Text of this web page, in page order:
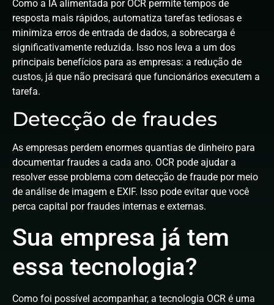
Como a IA alimentada por OCR permite tempos de
resposta mais rápidos, automatiza tarefas tediosas e
minimiza erros de entrada de dados, a sobrecarga é
significativamente reduzida. Isso nos leva a um dos
principais benefícios para as empresas: a redução de
custos, já que não precisará que funcionários executem a
tarefa.
Detecção de fraudes
As empresas perdem enormes quantias de dinheiro para
documentar fraudes a cada ano. OCR pode ajudar a
resolver esse problema com detecção de fraude por meio
de análise de imagem e EXIF. Isso pode evitar que você
perca capital por fraudes internas e externas.
Sua empresa já tem
essa tecnologia?
Como foi possível acompanhar, a tecnologia OCR é uma